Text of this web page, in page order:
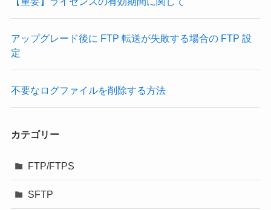
アップグレード後に FTP 転送が失敗する場合の FTP 設
定
不要なログファイルを削除する方法
カテゴリー
FTP/FTPS
SFTP